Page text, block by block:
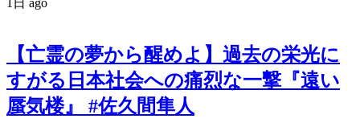
【亡霊の夢から醒めよ】過去の栄光に
すがる日本社会への痛烈な一撃『遠い
蜃気楼』 #佐久間隼人